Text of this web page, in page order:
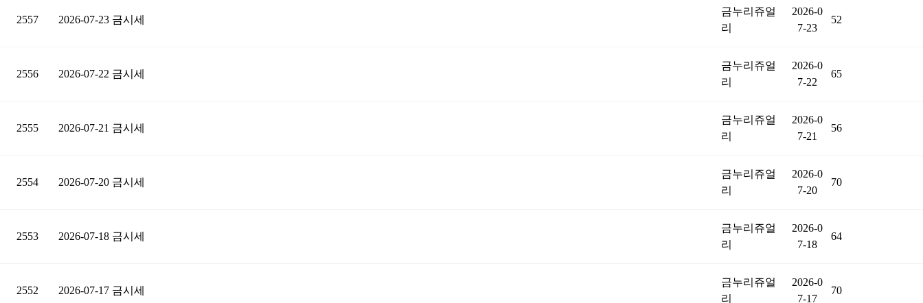
2557 2026-07-23 금시세
금누리쥬얼
리
2026-0
7-23
52
2556 2026-07-22 금시세
금누리쥬얼
리
2026-0
7-22
65
2555 2026-07-21 금시세
금누리쥬얼
리
2026-0
7-21
56
2554 2026-07-20 금시세
금누리쥬얼
리
2026-0
7-20
70
2553 2026-07-18 금시세
금누리쥬얼
리
2026-0
7-18
64
2552 2026-07-17 금시세
금누리쥬얼
리
2026-0
7-17
70